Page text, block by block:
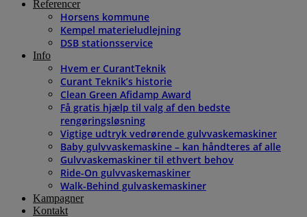
Referencer
Horsens kommune
Kempel materieludlejning
DSB stationsservice
Info
Hvem er CurantTeknik
Curant Teknik’s historie
Clean Green Afidamp Award
Få gratis hjælp til valg af den bedste
rengøringsløsning
Vigtige udtryk vedrørende gulvvaskemaskiner
Baby gulvvaskemaskine – kan håndteres af alle
Gulvvaskemaskiner til ethvert behov
Ride-On gulvvaskemaskiner
Walk-Behind gulvaskemaskiner
Kampagner
Kontakt